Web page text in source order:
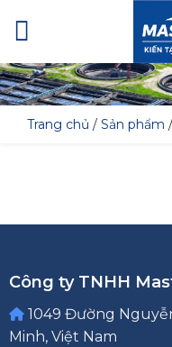
Trang chủ / Sản phẩm /
Công ty TNHH
1049 Đường
Minh, Việt Nam